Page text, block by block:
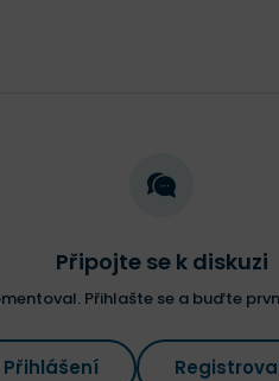
Připojte se k diskuzi
Přihlašte se a buďte
Přihlášení